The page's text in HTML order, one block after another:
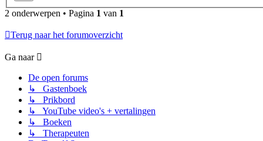
2 onderwerpen • Pagina 1 van 1
Terug naar het forumoverzicht
Ga naar
De open forums
↳ Gastenboek
↳ Prikbord
↳ YouTube video's + vertalingen
↳ Boeken
↳ Therapeuten